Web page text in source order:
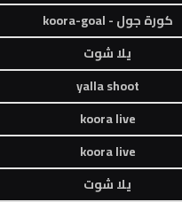
كورة جول - koora-goal
يلا شوت
yalla shoot
koora live
koora live
يلا شوت